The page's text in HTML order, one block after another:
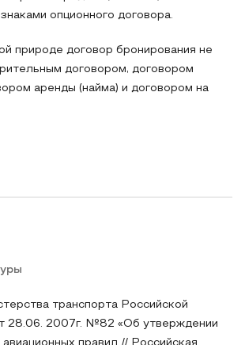
опционного договора.
природе договор бронирования не
договором, договором
аренды (найма) и договором на
транспорта Российской
28.06. 2007г. №82 «Об утверждении